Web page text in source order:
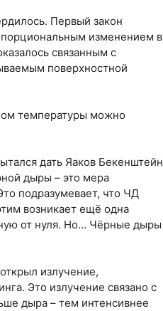
Первый закон
изменением в
связанным с
поверхностной
температуры можно
дать Яаков Бекенштейн
дыры – это мера
подразумевает, что ЧД
возникает ещё одна
от нуля. Но… Чёрные дыры
излучение,
Это излучение связано с
дыра – тем интенсивнее